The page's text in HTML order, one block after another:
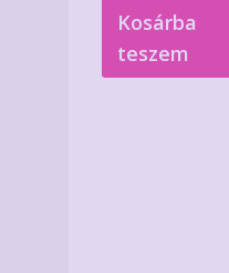
Kosárba
teszem